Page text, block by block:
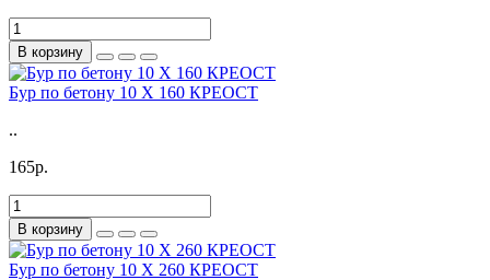
В корзину
Бур по бетону 10 X 160 КРЕОСТ
..
165р.
В корзину
Бур по бетону 10 X 260 КРЕОСТ